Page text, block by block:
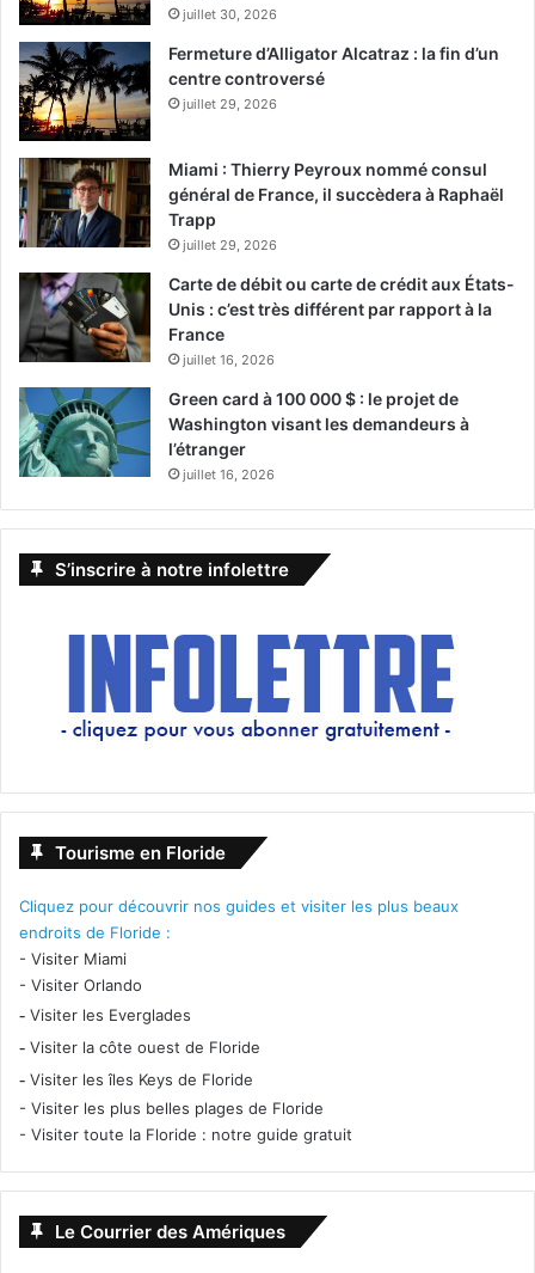
juillet 30, 2026
Fermeture d’Alligator Alcatraz : la fin d’un
centre controversé
juillet 29, 2026
Miami : Thierry Peyroux nommé consul
général de France, il succèdera à Raphaël
Trapp
juillet 29, 2026
Carte de débit ou carte de crédit aux États-
Unis : c’est très différent par rapport à la
France
juillet 16, 2026
Green card à 100 000 $ : le projet de
Washington visant les demandeurs à
l’étranger
juillet 16, 2026
S’inscrire à notre infolettre
Tourisme en Floride
Cliquez pour découvrir nos guides et visiter les plus beaux
endroits de Floride :
- Visiter Miami
- Visiter Orlando
- Visiter les Everglades
- Visiter la côte ouest de Floride
- Visiter les îles Keys de Floride
- Visiter les plus belles plages de Floride
- Visiter toute la Floride : notre guide gratuit
Le Courrier des Amériques